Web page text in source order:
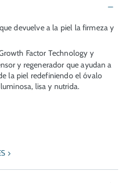
devuelve a la piel la firmeza y
Factor Technology y
y regenerador que ayudan a
la piel redefiniendo el óvalo
lisa y nutrida.